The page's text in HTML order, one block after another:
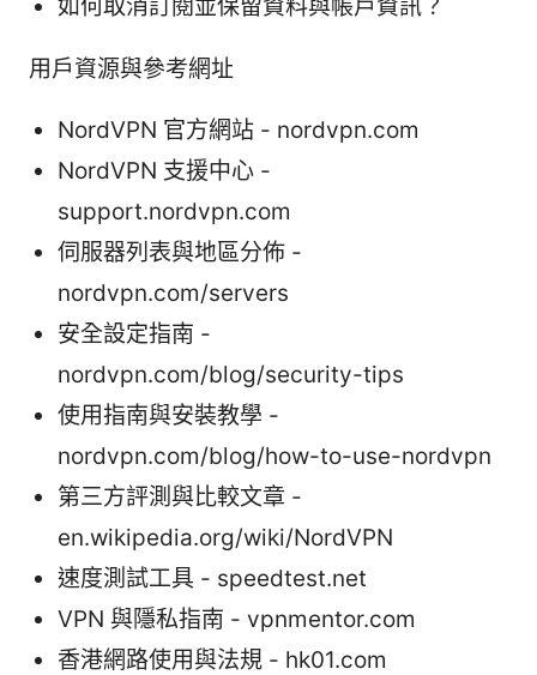
如何取消訂閱並保留資料與帳戶資訊？
用戶資源與參考網址
NordVPN 官方網站 - nordvpn.com
NordVPN 支援中心 -
support.nordvpn.com
伺服器列表與地區分佈 -
nordvpn.com/servers
安全設定指南 -
nordvpn.com/blog/security-tips
使用指南與安裝教學 -
nordvpn.com/blog/how-to-use-nordvpn
第三方評測與比較文章 -
en.wikipedia.org/wiki/NordVPN
速度測試工具 - speedtest.net
VPN 與隱私指南 - vpnmentor.com
香港網路使用與法規 - hk01.com